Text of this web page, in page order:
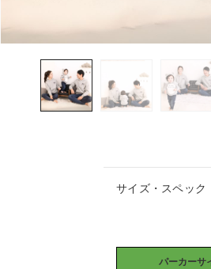
サイズ・スペック
パーカーサ